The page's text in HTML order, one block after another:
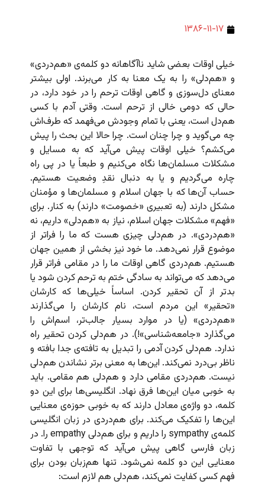
۱۳۸۶-۱۱-۱۷
خیلی اوقات بعضی شاید ناآگاهانه دو کلمه‌ی «هم‌دردی»
و «هم‌دلی» را به یک معنا به کار می‌برند. اولی بیشتر
معنای دل‌سوزی و گاهی اوقات ترحم را در خود دارد، در
حالی که دومی خالی از ترحم است. وقتی آدم با کسی
هم‌دل است، یعنی با تمام وجودش می‌فهمد که طرف‌اش
چه می‌گوید و چرا چنان است. چرا حالا این بحث را پیش
می‌کشم؟ خیلی اوقات پیش می‌آید که به مسایل و
مشکلات مسلمان‌ها نگاه می‌کنیم و طبعاً یا در پی راه
چاره می‌گردیم و یا به دنبال نقدِ وضعیت هستیم.
حساب آن‌ها که با جهان اسلام و مسلمان‌ها و مؤمنان
مشکل دارند (به تعبیری «خصومت» دارند) به کنار. برای
«فهم» مشکلات جهان اسلام، نیاز به «هم‌دلی» داریم، نه
«هم‌دردی». در هم‌دلی چیزی هست که ما را فراتر از
موضوع قرار نمی‌دهد. ما خود نیز بخشی از همین جهان
هستیم. هم‌دردی گاهی اوقات ما را در مقامی فراتر قرار
می‌دهد که می‌تواند به سادگی ختم به ترحم کردن شود یا
بدتر از آن تحقیر کردن. اساساً خیلی‌ها که کارشان
«تحقیر» این مردم است، نام کارشان را می‌گذارند
«هم‌دردی» (یا در موارد بسیار جالب‌تر، اسم‌اش را
می‌گذارد «جامعه‌شناسی»!). در هم‌دلی کردن تحقیر راه
ندارد. هم‌دلی کردن آدمی را تبدیل به تافته‌ی جدا بافته و
ناظر بی‌درد نمی‌کند. این‌ها به معنی برتر نشاندن هم‌دلی
نیست. هم‌دردی مقامی دارد و هم‌دلی هم مقامی. باید
به خوبی میان این‌ها فرق نهاد. انگلیسی‌ها برای این دو
کلمه، دو واژه‌ی معادل دارند که به خوبی حوزه‌ی معنایی
این‌ها را تفکیک می‌کند. برای هم‌دردی در زبان انگلیسی
کلمه‌ی sympathy را داریم و برای‌ هم‌دلی empathy را. در
زبان فارسی گاهی پیش می‌آید که توجهی با تفاوت
معنایی این دو کلمه نمی‌شود. تنها هم‌زبان بودن برای
فهم کسی کفایت نمی‌کند، هم‌دلی هم لازم است: